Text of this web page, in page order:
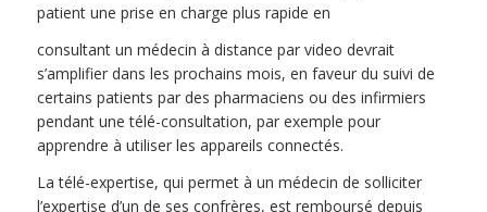
patient une prise en charge plus rapide en
consultant un médecin à distance par video devrait
s’amplifier dans les prochains mois, en faveur du suivi de
certains patients par des pharmaciens ou des infirmiers
pendant une télé-consultation, par exemple pour
apprendre à utiliser les appareils connectés.
La télé-expertise, qui permet à un médecin de solliciter
l’expertise d’un de ses confrères, est remboursé depuis